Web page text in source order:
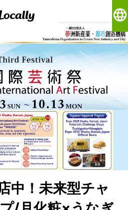
language
中！未来型チャ